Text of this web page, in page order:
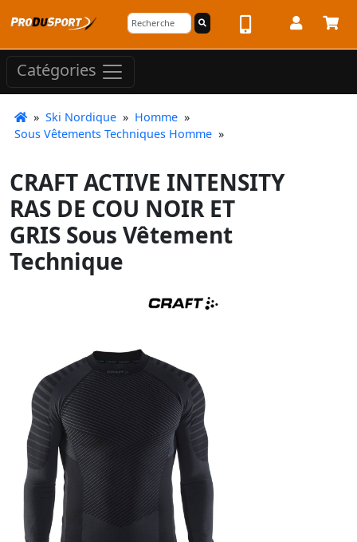
Catégories
» Ski Nordique » Homme »
Sous Vêtements Techniques Homme »
CRAFT ACTIVE INTENSITY
RAS DE COU NOIR ET
GRIS Sous Vêtement
Technique